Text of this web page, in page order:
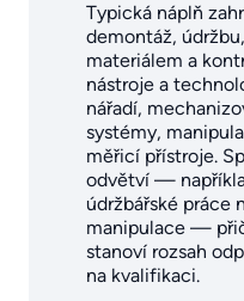
Typická náplň
demontáž,
materiálem a
nástroje a
nářadí,
systémy,
měřicí přístroje.
odvětví —
údržbářské práce
manipulace —
stanoví rozsah
na kvalifikaci.